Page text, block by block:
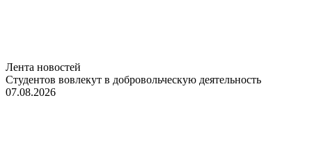
Лента новостей
Студентов вовлекут в добровольческую деятельность
07.08.2026